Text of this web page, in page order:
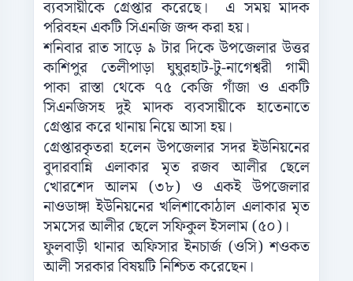
ব্যবসায়ীকে গ্রেপ্তার করেছে। এ সময় মাদক
পরিবহন একটি সিএনজি জব্দ করা হয়।
শনিবার রাত সাড়ে ৯ টার দিকে উপজেলার উত্তর
কাশিপুর তেলীপাড়া ঘুঘুরহাট-টু-নাগেশ্বরী গামী
পাকা রাস্তা থেকে ৭৫ কেজি গাঁজা ও একটি
সিএনজিসহ দুই মাদক ব্যবসায়ীকে হাতেনাতে
গ্রেপ্তার করে থানায় নিয়ে আসা হয়।
গ্রেপ্তারকৃতরা হলেন উপজেলার সদর ইউনিয়নের
বুদারবান্নি এলাকার মৃত রজব আলীর ছেলে
খোরশেদ আলম (৩৮) ও একই উপজেলার
নাওডাঙ্গা ইউনিয়নের খলিশাকোঠাল এলাকার মৃত
সমসের আলীর ছেলে সফিকুল ইসলাম (৫০)।
ফুলবাড়ী থানার অফিসার ইনচার্জ (ওসি) শওকত
আলী সরকার বিষয়টি নিশ্চিত করেছেন।